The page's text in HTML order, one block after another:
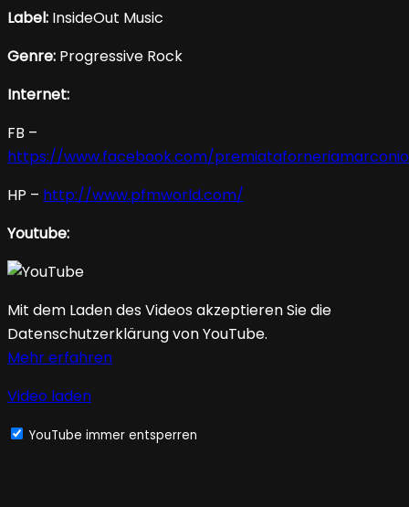
Label: InsideOut Music
Genre: Progressive Rock
Internet:
FB –
https://www.facebook.com/
HP – http://www.pfmworld.com/
Youtube:
Mit dem Laden des Videos akzeptieren Sie die
Datenschutzerklärung von YouTube.
Mehr erfahren
Video laden
YouTube immer entsperren